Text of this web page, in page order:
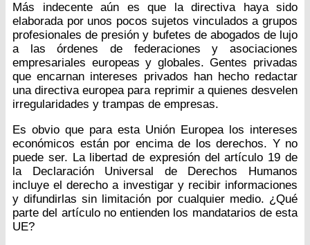
Más indecente aún es que la directiva haya sido
elaborada por unos pocos sujetos vinculados a grupos
profesionales de presión y bufetes de abogados de lujo
a las órdenes de federaciones y asociaciones
empresariales europeas y globales. Gentes privadas
que encarnan intereses privados han hecho redactar
una directiva europea para reprimir a quienes desvelen
irregularidades y trampas de empresas.
Es obvio que para esta Unión Europea los intereses
económicos están por encima de los derechos. Y no
puede ser. La libertad de expresión del artículo 19 de
la Declaración Universal de Derechos Humanos
incluye el derecho a investigar y recibir informaciones
y difundirlas sin limitación por cualquier medio. ¿Qué
parte del artículo no entienden los mandatarios de esta
UE?